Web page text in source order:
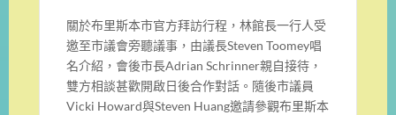
關於布里斯本市官方拜訪行程，林館長一行人受
邀至市議會旁聽議事，由議長Steven Toomey唱
名介紹，會後市長Adrian Schrinner親自接待，
雙方相談甚歡開啟日後合作對話。隨後市議員
Vicki Howard與Steven Huang邀請參觀布里斯本